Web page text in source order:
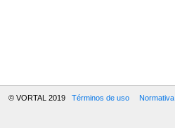
© VORTAL 2019 Términos de uso Normativa